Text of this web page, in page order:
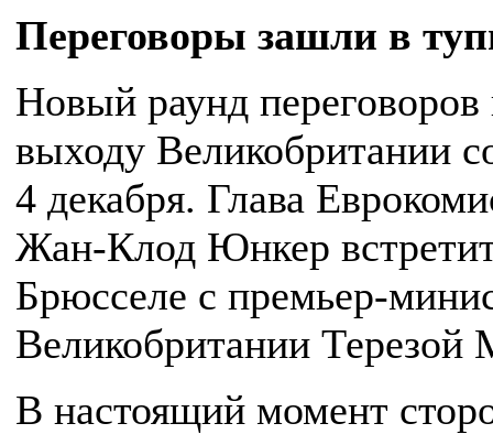
Переговоры зашли в
Новый раунд переговоров
выходу Великобритании
4 декабря. Глава
Жан-Клод Юнкер
Брюсселе с премьер-
Великобритании Терезой
В настоящий момент